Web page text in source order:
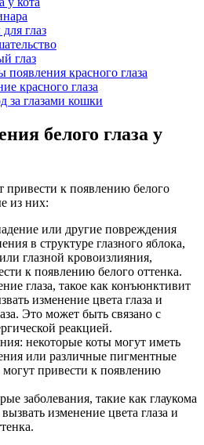
глаз
глаз
красного глаза
красного глаза
за глазами кошки
белого глаза у
к появлению белого
из них:
или другие повреждения
в структуре глазного яблока,
глазной кровоизлияния,
к появлению белого оттенка.
глаза, такое как конъюнктивит
изменение цвета глаза и
Это может быть связано с
реакцией.
некоторые коты могут иметь
или различные пигментные
привести к появлению
заболевания, такие как глаукома
изменение цвета глаза и